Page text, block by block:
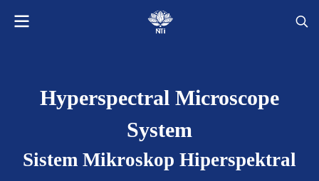
Hyperspectral Microscope
System
Sistem Mikroskop Hiperspektral